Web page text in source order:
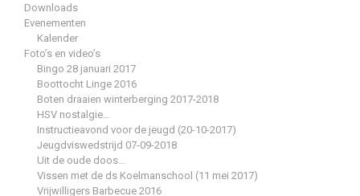
Downloads
Evenementen
Kalender
Foto’s en video’s
Bingo 28 januari 2017
Boottocht Linge 2016
Boten draaien winterberging 2017-2018
HSV nostalgie…
Instructieavond voor de jeugd (20-10-2017)
Jeugdviswedstrijd 07-09-2018
Uit de oude doos…
Vissen met de ds Koelmanschool (11 mei 2017)
Vrijwilligers Barbecue 2016